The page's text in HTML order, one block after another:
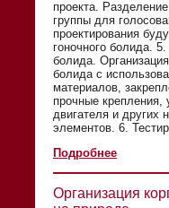
проекта.
группы для
проектирования
гоночного болида.
болида.
болида с
материалов,
прочные крепления,
двигателя и других
элементов. 6.
Подробнее
Организация